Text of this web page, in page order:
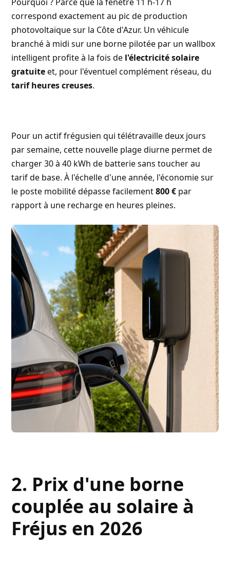
correspond exactement au pic de production
photovoltaïque sur la Côte d'Azur. Un véhicule
branché à midi sur une borne pilotée par un wallbox
intelligent profite à la fois de l'électricité solaire
gratuiteet, pour l'éventuel complément réseau, du
tarif heures creuses.
Pour un actif frégusien qui télétravaille deux jours
par semaine, cette nouvelle plage diurne permet de
charger 30 à 40 kWh de batterie sans toucher au
tarif de base. À l'échelle d'une année, l'économie sur
le poste mobilité dépasse facilement800 € par
rapport à une recharge en heures pleines.
2. Prix d'une borne
couplée au solaire à
Fréjus en 2026